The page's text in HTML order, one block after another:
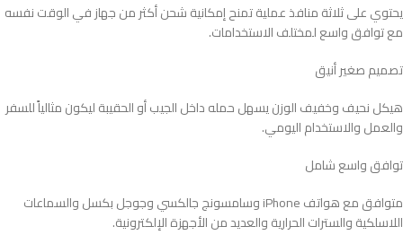
يحتوي على ثلاثة منافذ عملية تمنح إمكانية شحن أكثر من جهاز في الوقت نفسه
مع توافق واسع لمختلف الاستخدامات.
تصميم صغير أنيق
هيكل نحيف وخفيف الوزن يسهل حمله داخل الجيب أو الحقيبة ليكون مثالياً للسفر
والعمل والاستخدام اليومي.
توافق واسع شامل
متوافق مع هواتف iPhone وسامسونج جالكسي وجوجل بكسل والسماعات
اللاسلكية والسترات الحرارية والعديد من الأجهزة الإلكترونية.